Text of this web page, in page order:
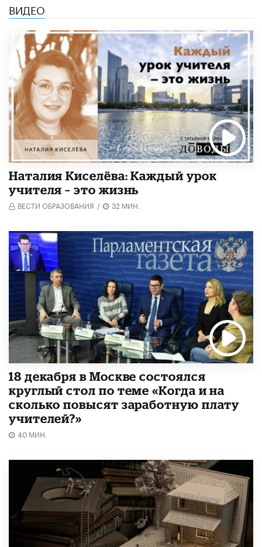
ВИДЕО
Наталия Киселёва: Каждый урок
учителя – это жизнь
ВЕСТИ ОБРАЗОВАНИЯ / 32 МИН.
18 декабря в Москве состоялся
круглый стол по теме «Когда и на
сколько повысят заработную плату
учителей?»
40 МИН.